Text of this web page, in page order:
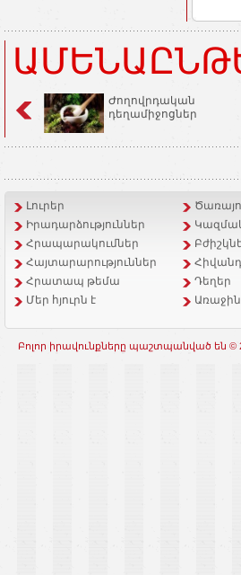
Ժողովրդական
դեղամիջոցներ
Լուրեր
Իրադարձություններ
Հրապարակումներ
Հայտարարություններ
Հրատապ թեմա
Դեղեր
Մեր հյուրն է
Առաջին
Բոլոր իրավունքները պաշտպանված են ©